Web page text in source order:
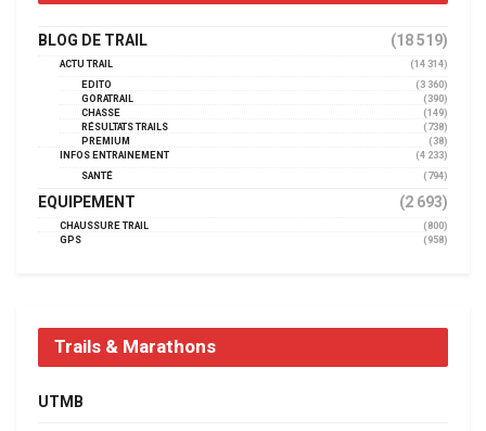
BLOG DE TRAIL (18 519)
ACTU TRAIL
(14 314)
EDITO
(3 360)
GORATRAIL
(390)
CHASSE
(149)
RÉSULTATS TRAILS
(738)
PREMIUM
(38)
INFOS ENTRAINEMENT
(4 233)
SANTÉ
(794)
EQUIPEMENT (2 693)
CHAUSSURE TRAIL
(800)
GPS
(958)
Trails & Marathons
UTMB